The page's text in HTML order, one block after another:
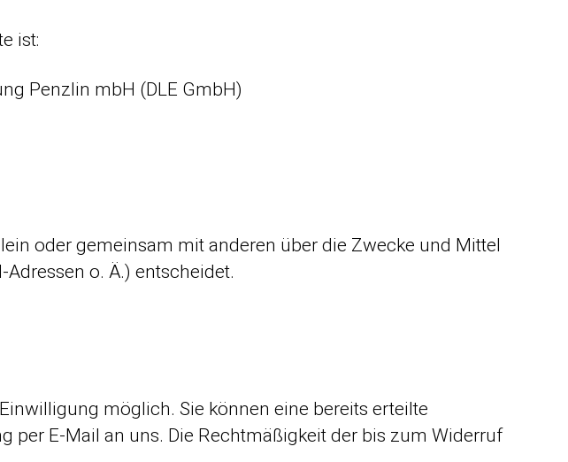
ist:
Penzlin mbH (DLE GmbH)
oder gemeinsam mit anderen über die Zwecke und Mittel
o. Ä.) entscheidet.
möglich. Sie können eine bereits erteilte
E-Mail an uns. Die Rechtmäßigkeit der bis zum Widerruf